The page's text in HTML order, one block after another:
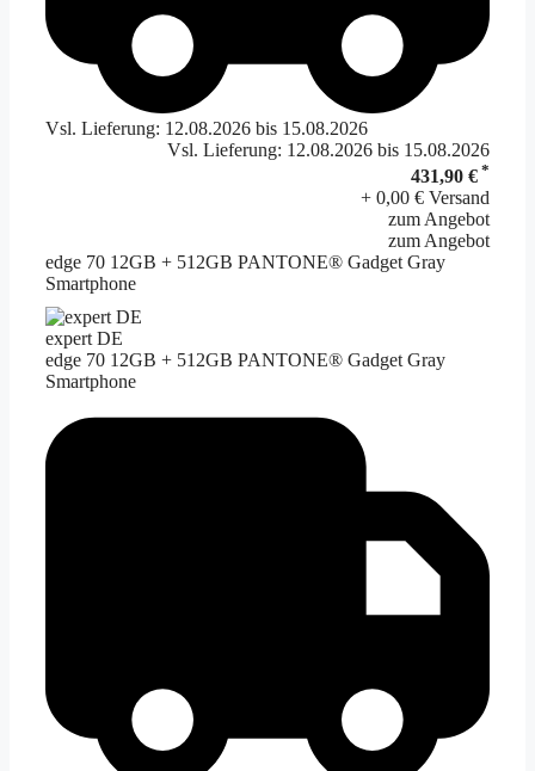
Vsl. Lieferung: 12.08.2026 bis 15.08.2026
Vsl. Lieferung: 12.08.2026 bis 15.08.2026
431,90 € *
+ 0,00 € Versand
zum Angebot
zum Angebot
edge 70 12GB + 512GB PANTONE® Gadget Gray
Smartphone
expert DE
edge 70 12GB + 512GB PANTONE® Gadget Gray
Smartphone